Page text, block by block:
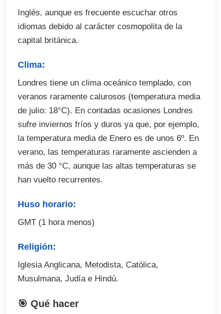
Inglés, aunque es frecuente escuchar otros
idiomas debido al carácter cosmopolita de la
capital británica.
Clima:
Londres tiene un clima oceánico templado, con
veranos raramente calurosos (temperatura media
de julio: 18°C). En contadas ocasiones Londres
sufre inviernos fríos y duros ya que, por ejemplo,
la temperatura media de Enero es de unos 6º. En
verano, las temperaturas raramente ascienden a
más de 30 °C, aunque las altas temperaturas se
han vuelto recurrentes.
Huso horario:
GMT (1 hora menos)
Religión:
Iglesia Anglicana, Metodista, Católica,
Musulmana, Judía e Hindú.
🎯 Qué hacer